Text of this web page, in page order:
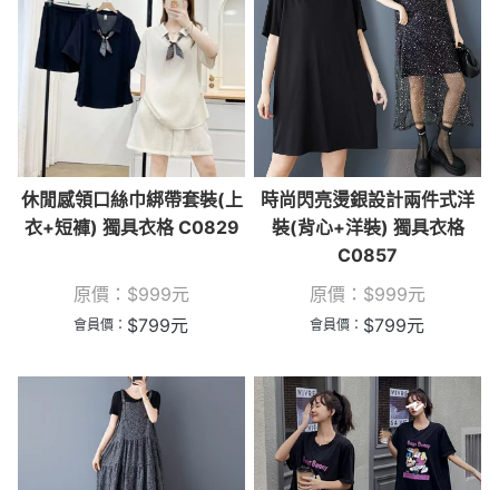
休閒感領口絲巾綁帶套裝(上
衣+短褲) 獨具衣格 C0829
原價： $999元
會員價： $799元
時尚閃亮燙銀設計兩件式洋
裝(背心+洋裝) 獨具衣格
C0857
原價： $999元
會員價： $799元